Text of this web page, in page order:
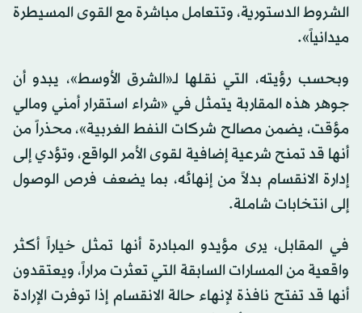
الشروط الدستورية، وتتعامل مباشرة مع القوى المسيطرة
ميدانياً».
وبحسب رؤيته، التي نقلها لـ«الشرق الأوسط»، يبدو أن
جوهر هذه المقاربة يتمثل في «شراء استقرار أمني ومالي
مؤقت، يضمن مصالح شركات النفط الغربية»، محذراً من
أنها قد تمنح شرعية إضافية لقوى الأمر الواقع، وتؤدي إلى
إدارة الانقسام بدلاً من إنهائه، بما يضعف فرص الوصول
إلى انتخابات شاملة.
في المقابل، يرى مؤيدو المبادرة أنها تمثل خياراً أكثر
واقعية من المسارات السابقة التي تعثرت مراراً، ويعتقدون
أنها قد تفتح نافذة لإنهاء حالة الانقسام إذا توفرت الإرادة